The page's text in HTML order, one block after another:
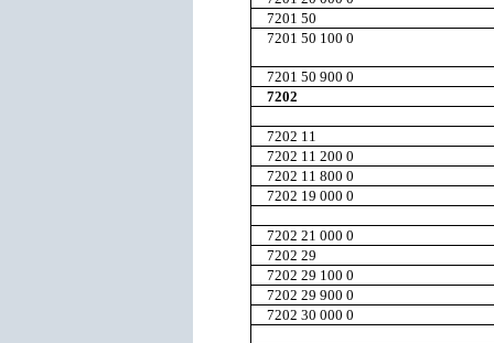
7201 50
7201 50 100 0
7201 50 900 0
7202
7202 11
7202 11 200 0
7202 11 800 0
7202 19 000 0
7202 21 000 0
7202 29
7202 29 100 0
7202 29 900 0
7202 30 000 0